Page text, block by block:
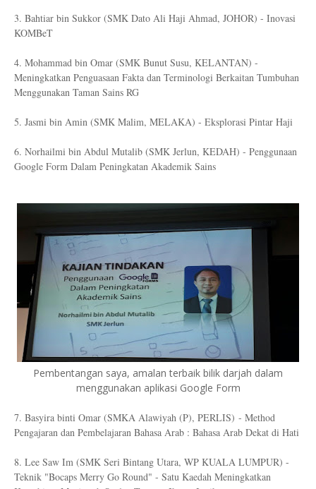
3. Bahtiar bin Sukkor (SMK Dato Ali Haji Ahmad, JOHOR) - Inovasi
KOMBeT
4. Mohammad bin Omar (SMK Bunut Susu, KELANTAN) -
Meningkatkan Penguasaan Fakta dan Terminologi Berkaitan Tumbuhan
Menggunakan Taman Sains RG
5. Jasmi bin Amin (SMK Malim, MELAKA) - Eksplorasi Pintar Haji
6. Norhailmi bin Abdul Mutalib (SMK Jerlun, KEDAH) - Penggunaan
Google Form Dalam Peningkatan Akademik Sains
Pembentangan saya, amalan terbaik bilik darjah dalam
menggunakan aplikasi Google Form
7. Basyira binti Omar (SMKA Alawiyah (P), PERLIS) - Method
Pengajaran dan Pembelajaran Bahasa Arab : Bahasa Arab Dekat di Hati
8. Lee Saw Im (SMK Seri Bintang Utara, WP KUALA LUMPUR) -
Teknik "Bocaps Merry Go Round" - Satu Kaedah Meningkatkan